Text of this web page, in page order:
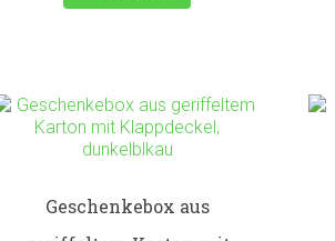
Geschenkebox aus